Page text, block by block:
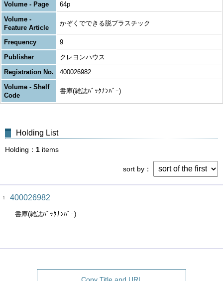
Volume - Page
64p
Volume -
Feature Article
かぞくでできる脱プラスチック
Frequency
9
Publisher
クレヨンハウス
Registration No.
400026982
Volume - Shelf
Code
書庫(雑誌ﾊﾞｯｸﾅﾝﾊﾞｰ)
Holding List
Holding 1 items
sort by
1 400026982
書庫(雑誌ﾊﾞｯｸﾅﾝﾊﾞｰ)